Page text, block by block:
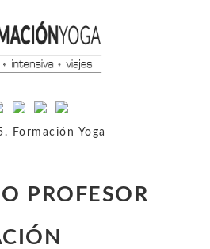
Formación Yoga
PROFESOR